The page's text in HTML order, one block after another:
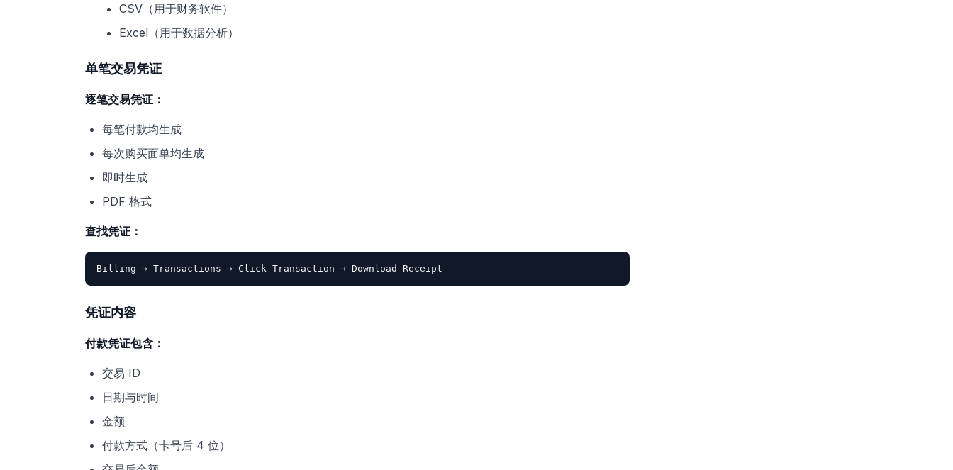
CSV（用于财务软件）
Excel（用于数据分析）
单笔交易凭证
逐笔交易凭证：
每笔付款均生成
每次购买面单均生成
即时生成
PDF 格式
查找凭证：
凭证内容
付款凭证包含：
交易 ID
日期与时间
金额
付款方式（卡号后 4 位）